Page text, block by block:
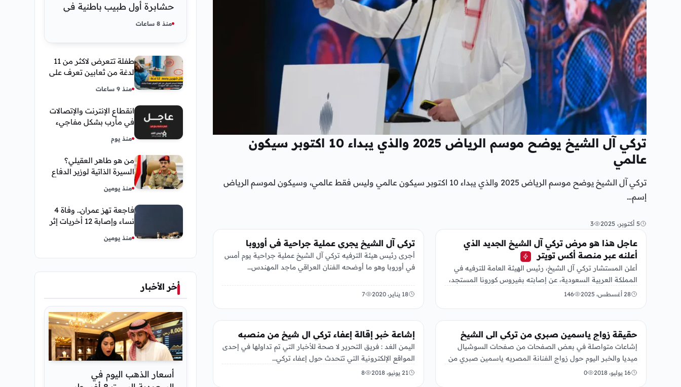
تركي آل الشيخ يوضح موسم الرياض 2025 والذي يبداء 10 اكتوبر سيكون
عالمي
تركي آل الشيخ يوضح موسم الرياض 2025 والذي يبداء 10 اكتوبر سيكون عالمي وليس فقط عالمي، وسيكون لموسم الرياض
إسم…
5 أكتوبر، 2025 3
عاجل هذا هو مرض تركي آل الشيخ الجديد الذي
أعلنه عبر منصة أكس تويتر
أعلن المستشار تركي آل الشيخ، رئيس الهيئة العامة للترفيه في
المملكة العربية السعودية، عن إصابته بفيروس كورونا المستجد،
في تغريدة…
28 أغسطس، 2025 146
تركي آل الشيخ يجري عملية جراحية في أوروبا
أجرى رئيس هيئة الترفيه تركي آل الشيخ عملية جراحية يوم أمس
في أوروبا وهو ما أوضحه الفنان العراقي ماجد المهندس…
18 يناير، 2020 7
حقيقة زواج ياسمين صبري من تركي الى الشيخ
إشاعات متواصلة في بعض الصفحات من صفحات السوشيال
ميديا والخبر اليوم حول زواج الفنانة المصريه ياسمين صبري من
تركي آل…
16 يوليو، 2018 0
إشاعة خبر إقالة إعفاء تركي ال شيخ من منصبه
اليمن الغد : فريق التحرير لا صحة للأخبار التي تم تداولها في إحدى
المواقع الإلكترونية التي تتحدث حول إعفاء تركي…
21 يونيو، 2018 8
حشابرة أول طبيب باطنية في
الحديدة
منذ 8 ساعات
طفلة تتعرض لاكثر من 11
لدغة من ثعابين تعرف على
العريقي
منذ 9 ساعات
انقطاع الإنترنت والإتصالات
في مأرب بشكل مفاجيء
منذ يوم
من هو طاهر العقيلي؟
السيرة الذاتية لوزير الدفاع
مناصبه
منذ يومين
فاجعة تهز عمران.. وفاة 4
نساء وإصابة 12 أخريات إثر
اجتماعية
منذ يومين
أخر الأخبار
أسعار الذهب اليوم في